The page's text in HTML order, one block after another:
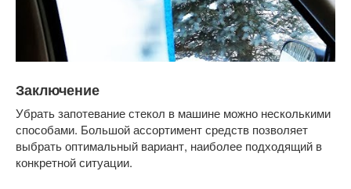
Заключение
Убрать запотевание стекол в машине можно несколькими
способами. Большой ассортимент средств позволяет
выбрать оптимальный вариант, наиболее подходящий в
конкретной ситуации.